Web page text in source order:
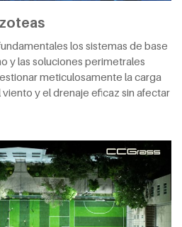
los sistemas de base
y las soluciones perimetrales
meticulosamente la carga
y el drenaje eficaz sin afectar